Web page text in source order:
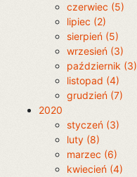
czerwiec (5)
lipiec (2)
sierpień (5)
wrzesień (3)
październik (3)
listopad (4)
grudzień (7)
2020
styczeń (3)
luty (8)
marzec (6)
kwiecień (4)